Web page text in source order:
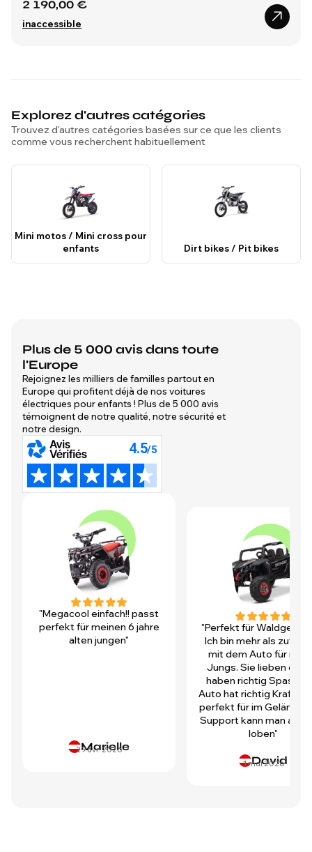
2 190,00 €
inaccessible
Explorez d'autres catégories
Trouvez d'autres catégories basées sur ce que les clients
comme vous recherchent habituellement
Mini motos / Mini cross pour
enfants
Dirt bikes / Pit bikes
Plus de 5 000 avis dans toute
l'Europe
Rejoignez les milliers de familles partout en
Europe qui profitent déjà de nos voitures
électriques pour enfants ! Plus de 5 000 avis
témoignent de notre qualité, notre sécurité et
notre design.
"Megacool einfach!! passt
perfekt für meinen 6 jahre
alten jungen"
Marielle
29 avr. 2026
"Perfekt für
Ich bin mehr als
mit dem Auto für
Jungs. Sie lieben es
haben richtig Spass!
Auto hat richtig Kraft
perfekt für im Gelände.
Support kann man auch
loben"
David
1 mai 2026